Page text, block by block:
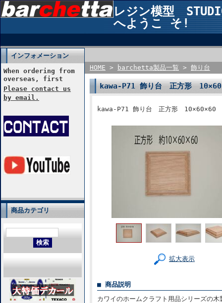
レジン模型
へようこ そ!
インフォメーション
When ordering from
overseas, first
Please contact us
by email.
商品カテゴリ
HOME > barchetta製品一覧 > 飾り台
kawa-P71 飾り台 正方形
kawa-P71 飾り台 正方形 10×60×60
拡大表示
■ 商品説明
カワイのホームクラフト用品シリーズの